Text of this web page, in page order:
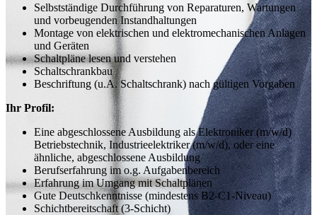
Selbstständige Durchführung von Reparaturen, Wartungen
und vorbeugenden Instandhaltungen
Montage von elektrischen und elektromechanischen Anlagen
und Geräten
Schaltpläne lesen und verstehen
Schaltschrankbau
Beschriftung (u.A. Schaltschrank) nach gültigen Vorgaben
Ihr Profil:
Eine abgeschlossene Ausbildung als Elektroniker (m/w/d)
Betriebstechnik, Industrieelektriker (m/w/d), oder eine
ähnliche, abgeschlossene Ausbildung
Berufserfahrung im o.g. Aufgabenbereich
Erfahrung im Umgang mit Schaltplänen
Gute Deutschkenntnisse (mindestens B2-C1-Niveau)
Schichtbereitschaft (3-Schicht)